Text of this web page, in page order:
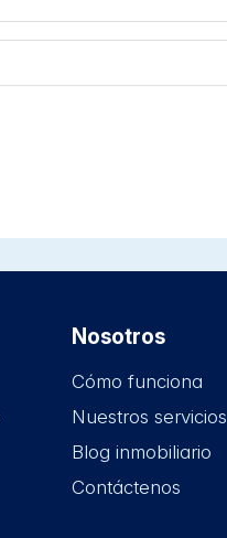
Nosotros
Cómo funciona
Nuestros servicios
Blog inmobiliario
Contáctenos